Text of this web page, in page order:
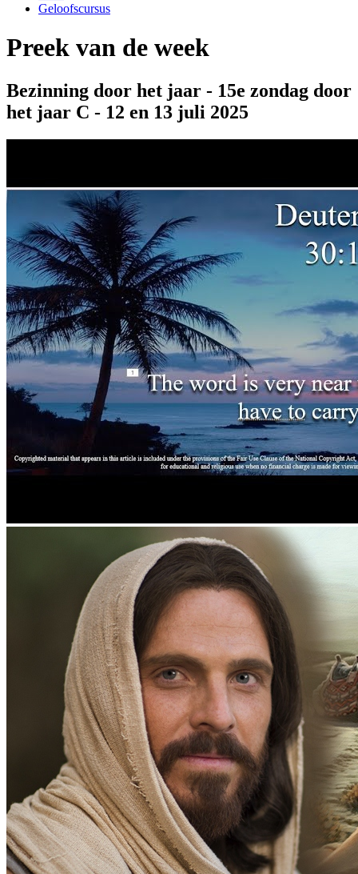
Geloofscursus
Preek van de week
Bezinning door het jaar - 15e zondag door
het jaar C - 12 en 13 juli 2025